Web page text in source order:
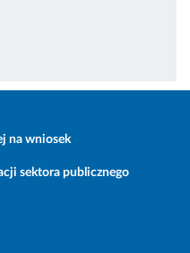
na wniosek
sektora publicznego